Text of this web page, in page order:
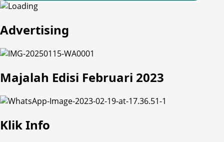
Advertising
Majalah Edisi Februari 2023
Klik Info